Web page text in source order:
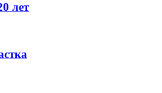
лет